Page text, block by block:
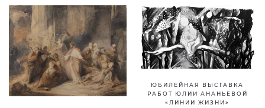
ЮБИЛЕЙНАЯ ВЫСТАВКА
РАБОТ ЮЛИИ АНАНЬЕВОЙ
«ЛИНИИ ЖИЗНИ»